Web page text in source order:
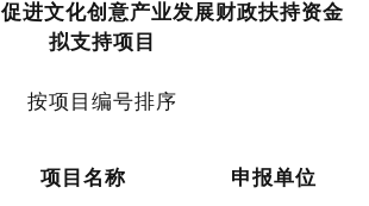
促进文化创意产业发展财政扶持资金
拟支持项目
按项目编号排序
项目名称 申报单位